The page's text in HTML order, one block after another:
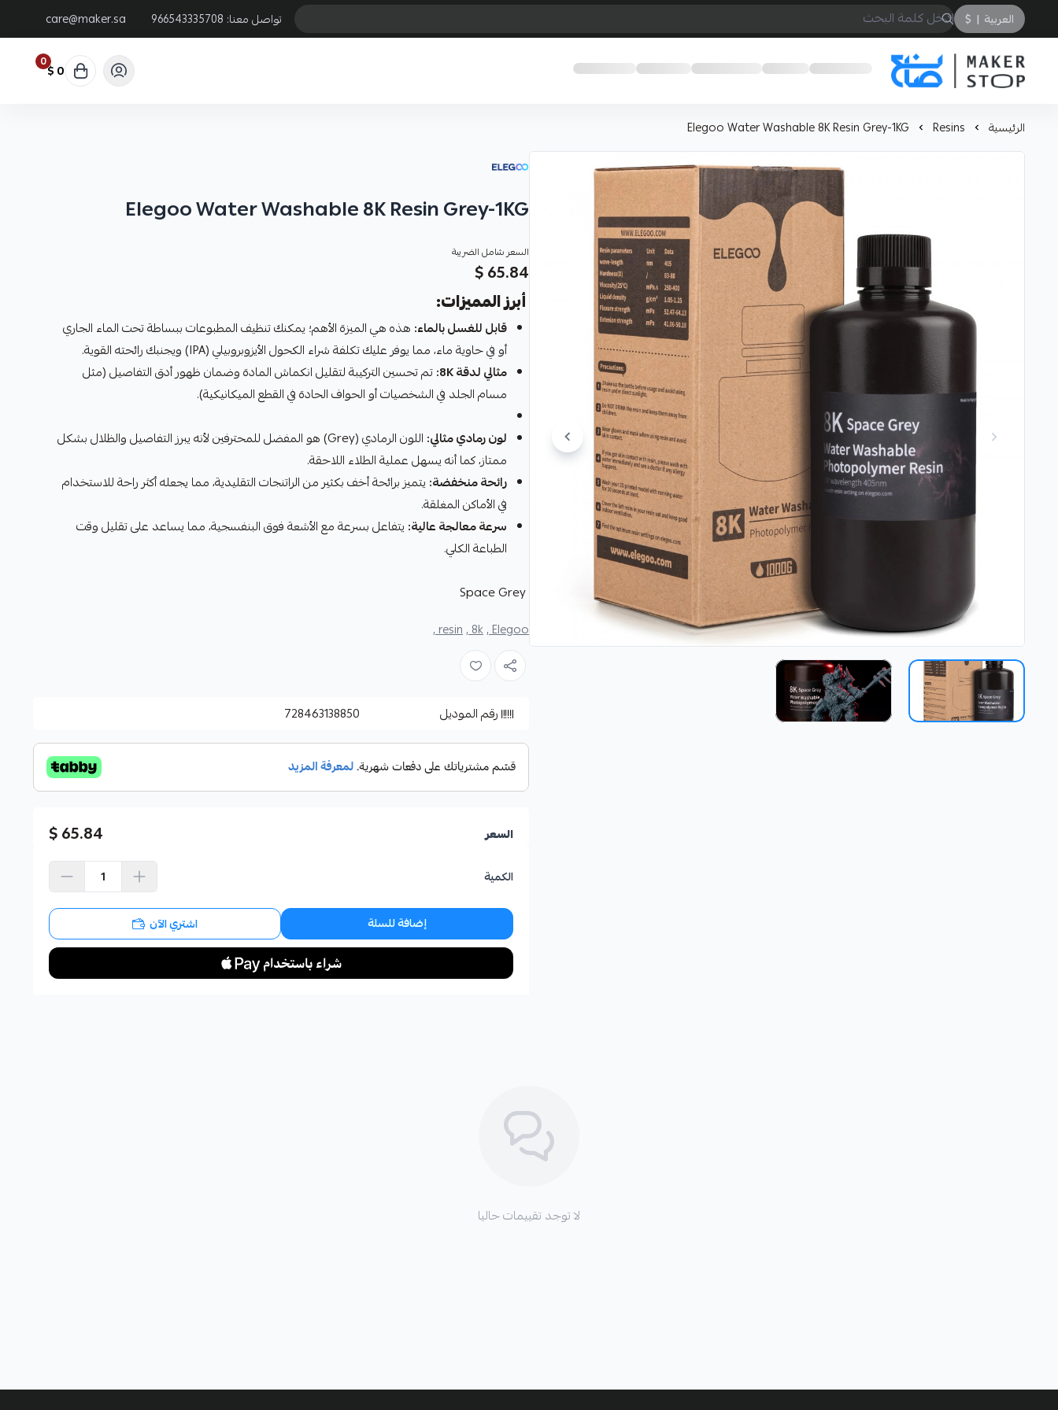
العربية |
$ تواصل معنا: 966543335708
care@maker.sa
صانع
0 0 $
الرئيسية Resins
Elegoo Water Washable 8K Resin Grey-1KG
Elegoo Water Washable 8K Resin Grey-1KG
السعر شامل الضريبة
65.84 $
أبرز المميزات:
قابل للغسل بالماء: هذه هي الميزة الأهم؛ يمكنك تنظيف المطبوعات ببساطة تحت الماء الجاري
أو في حاوية ماء، مما يوفر عليك تكلفة شراء الكحول الأيزوبروبيلي (IPA) ويجنبك رائحته القوية.
مثالي لدقة 8K:
تم تحسين التركيبة لتقليل انكماش المادة وضمان ظهور أدق التفاصيل (مثل
مسام الجلد في الشخصيات أو الحواف الحادة في القطع الميكانيكية).
لون رمادي مثالي:
اللون الرمادي (Grey) هو المفضل للمحترفين لأنه يبرز التفاصيل والظلال بشكل
ممتاز، كما أنه يسهل عملية الطلاء اللاحقة.
رائحة منخفضة: يتميز برائحة أخف بكثير من الراتنجات التقليدية، مما يجعله أكثر راحة للاستخدام
في الأماكن المغلقة.
سرعة معالجة عالية: يتفاعل بسرعة مع الأشعة فوق البنفسجية، مما يساعد على تقليل وقت
الطباعة الكلي.
Space Grey
Elegoo ,
8k ,
resin ,
رقم الموديل 728463138850
السعر 65.84 $
الكمية
إضافة للسلة اشتري الآن
لا توجد تقييمات حاليا